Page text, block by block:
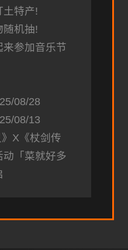
土特产!
随机抽!
参加音乐节
08/28
08/13
X《杖剑传
动「菜就好多